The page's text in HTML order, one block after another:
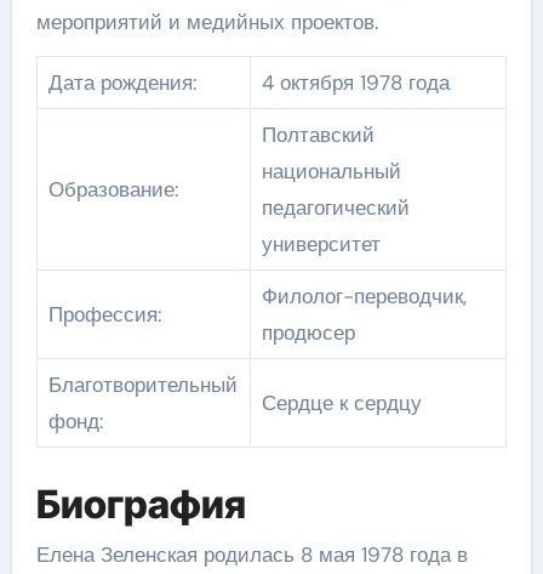
мероприятий и медийных проектов.
Дата рождения: 4 октября 1978 года
Образование:
Полтавский
национальный
педагогический
университет
Профессия:
Филолог-переводчик,
продюсер
Благотворительный
фонд:
Сердце к сердцу
Биография
Елена Зеленская родилась 8 мая 1978 года в